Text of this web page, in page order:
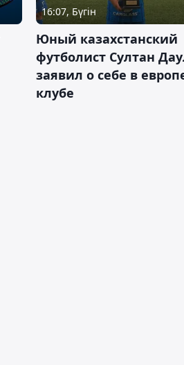
16:07, Бүгін
Юный казахстанский
футболист Султан
заявил о себе в
клубе